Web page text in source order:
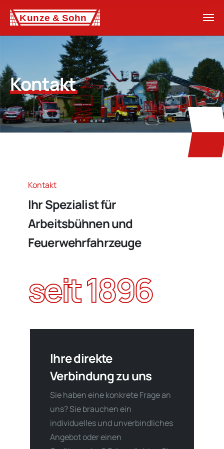
Kontakt
Kontakt
Ihr Spezialist für
Arbeitsbühnen und
Feuerwehrfahrzeuge
seit 1896
Ihre direkte
Verbindung zu uns
Sie haben eine konkrete Frage an
uns? Sie brauchen ein
individuelles und unverbindliches
Angebot oder einen